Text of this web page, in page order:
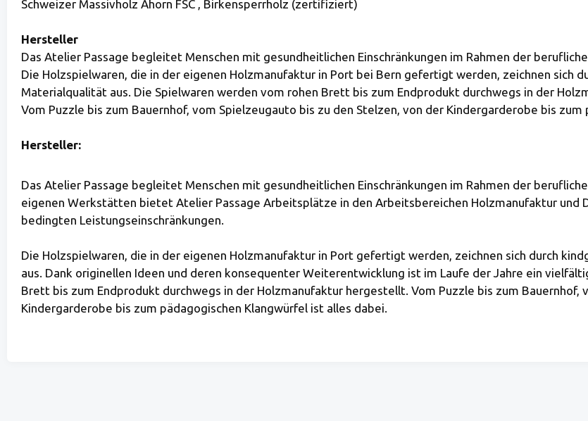
Schweizer Massivholz Ahorn FSC , Birkensperrholz (zertifiziert)
Hersteller
Das Atelier Passage begleitet Menschen mit gesundheitlichen Einschränkungen im Rahmen der
Die Holzspielwaren, die in der eigenen Holzmanufaktur in Port bei Bern gefertigt werden, zeichnen sich
Materialqualität aus. Die Spielwaren werden vom rohen Brett bis zum Endprodukt durchwegs in der
Vom Puzzle bis zum Bauernhof, vom Spielzeugauto bis zu den Stelzen, von der Kindergarderobe bis
Hersteller:
Das Atelier Passage begleitet Menschen mit gesundheitlichen Einschränkungen im Rahmen der
eigenen Werkstätten bietet Atelier Passage Arbeitsplätze in den Arbeitsbereichen Holzmanufaktur und
bedingten Leistungseinschränkungen.
Die Holzspielwaren, die in der eigenen Holzmanufaktur in Port gefertigt werden, zeichnen sich durch
aus. Dank originellen Ideen und deren konsequenter Weiterentwicklung ist im Laufe der Jahre ein
Brett bis zum Endprodukt durchwegs in der Holzmanufaktur hergestellt. Vom Puzzle bis zum Bauernhof,
Kindergarderobe bis zum pädagogischen Klangwürfel ist alles dabei.